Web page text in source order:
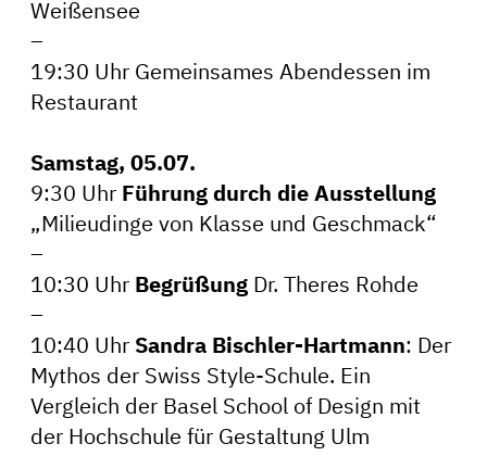
Weißensee
–
19:30 Uhr Gemeinsames Abendessen im
Restaurant
Samstag, 05.07.
9:30 Uhr Führung durch die Ausstellung
„Milieudinge von Klasse und Geschmack“
–
10:30 Uhr Begrüßung Dr. Theres Rohde
–
10:40 Uhr Sandra Bischler-Hartmann: Der
Mythos der Swiss Style-Schule. Ein
Vergleich der Basel School of Design mit
der Hochschule für Gestaltung Ulm